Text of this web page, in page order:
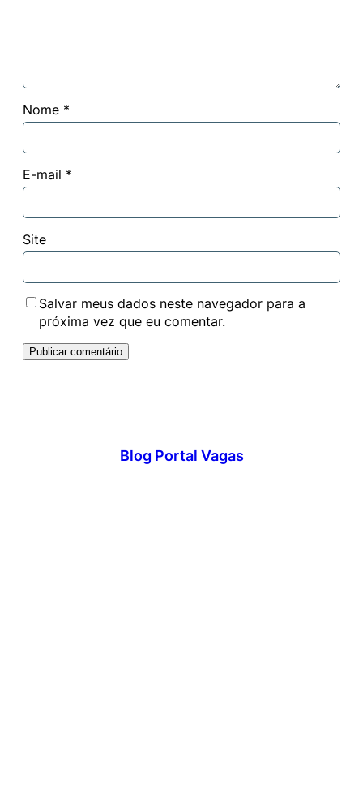
Nome *
E-mail *
Site
Salvar meus dados neste navegador para a
próxima vez que eu comentar.
Blog Portal Vagas